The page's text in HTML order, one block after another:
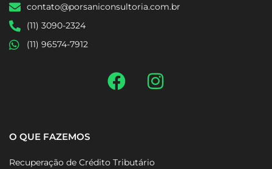
contato@porsaniconsultoria.com.br
(11) 3090-2324
(11) 96574-7912
O QUE FAZEMOS
Recuperação de Crédito Tributário